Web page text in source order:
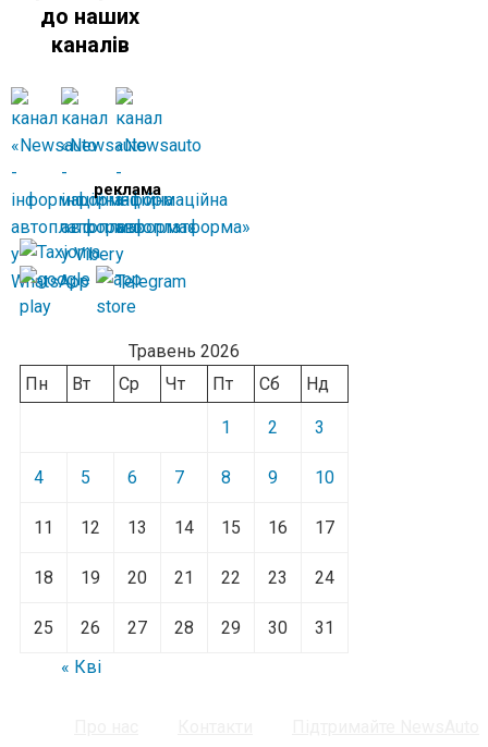
до наших
каналів
реклама
Травень 2026
Пн
Вт Ср Чт Пт Сб Нд
1 2 3
4 5 6 7 8 9 10
11 12 13 14 15 16 17
18 19 20 21 22 23 24
25 26 27 28 29 30
31
« Кві